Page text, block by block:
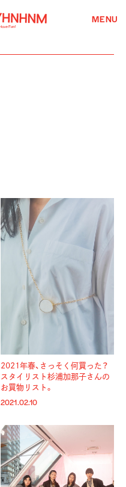
MENU
2021年春、さっそく何買った？
スタイリスト杉浦加那子さんの
お買物リスト。
2021.02.10